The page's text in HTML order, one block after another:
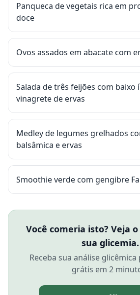
Panqueca de vegetais rica em
doce
Ovos assados em abacate com
Salada de três feijões com baixo
vinagrete de ervas
Medley de legumes grelhados
balsâmica e ervas
Smoothie verde com gengibre
Você comeria isto? Veja
sua glicemia.
Receba sua análise
grátis em 2